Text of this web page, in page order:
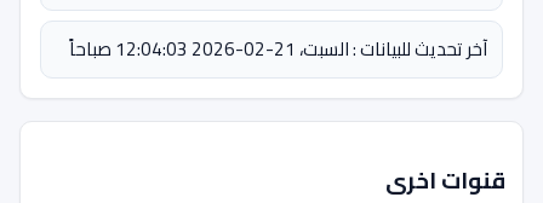
آخر تحديث للبيانات : السبت، 21-02-2026 12:04:03 صباحاً
قنوات اخرى